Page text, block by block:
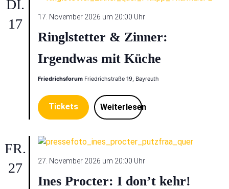
DI.
17
17. November 2026 um 20:00 Uhr
Ringlstetter & Zinner:
Irgendwas mit Küche
Friedrichsforum Friedrichstraße 19, Bayreuth
Tickets Weiterlesen
FR.
27
27. November 2026 um 20:00 Uhr
Ines Procter: I don’t kehr!